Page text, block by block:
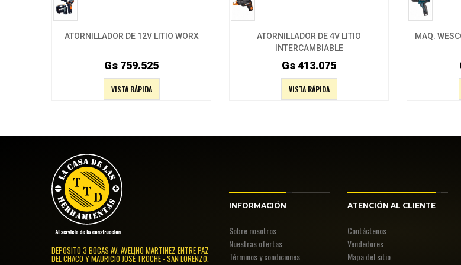
ATORNILLADOR DE 12V LITIO WORX
Gs 759.525
VISTA RÁPIDA
ATORNILLADOR DE 4V LITIO
INTERCAMBIABLE
Gs 413.075
VISTA RÁPIDA
MAQ.
DEPOSITO 3 BOCAS AV. AVELINO MARTINEZ ENTRE PAZ
DEL CHACO Y MAURICIO JOSÉ TROCHE - SAN LORENZO.
INFORMACIÓN
Sobre nosotros
Nuestras ofertas
Términos y condiciones
ATENCIÓN AL CLIENTE
Contáctenos
Vendedores
Mapa del sitio